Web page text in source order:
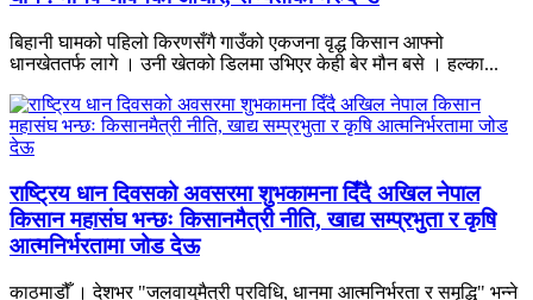
बिहानी घामको पहिलो किरणसँगै गाउँको एकजना वृद्ध किसान आफ्नो
धानखेततर्फ लागे । उनी खेतको डिलमा उभिएर केही बेर मौन बसे । हल्का...
राष्ट्रिय धान दिवसको अवसरमा शुभकामना दिँदै अखिल नेपाल
किसान महासंघ भन्छः किसानमैत्री नीति, खाद्य सम्प्रभुता र कृषि
आत्मनिर्भरतामा जोड देऊ
काठमाडौँ । देशभर "जलवायुमैत्री प्रविधि, धानमा आत्मनिर्भरता र समृद्धि" भन्ने